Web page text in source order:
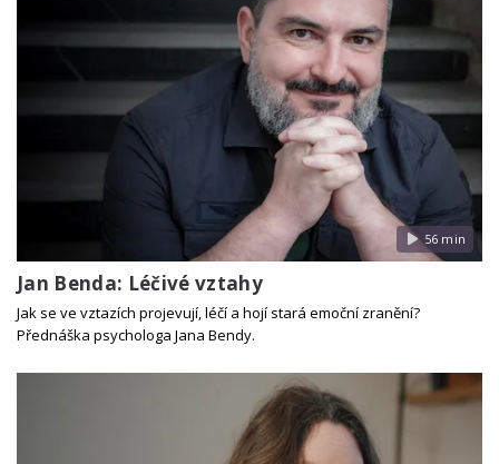
56 min
Jan Benda: Léčivé vztahy
Jak se ve vztazích projevují, léčí a hojí stará emoční zranění?
Přednáška psychologa Jana Bendy.